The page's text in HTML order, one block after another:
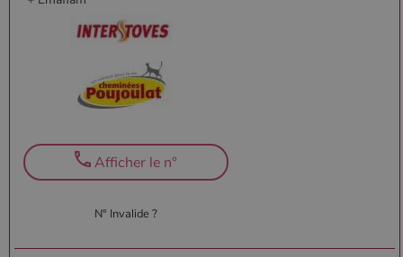
N° Invalide ?
Afficher le n°